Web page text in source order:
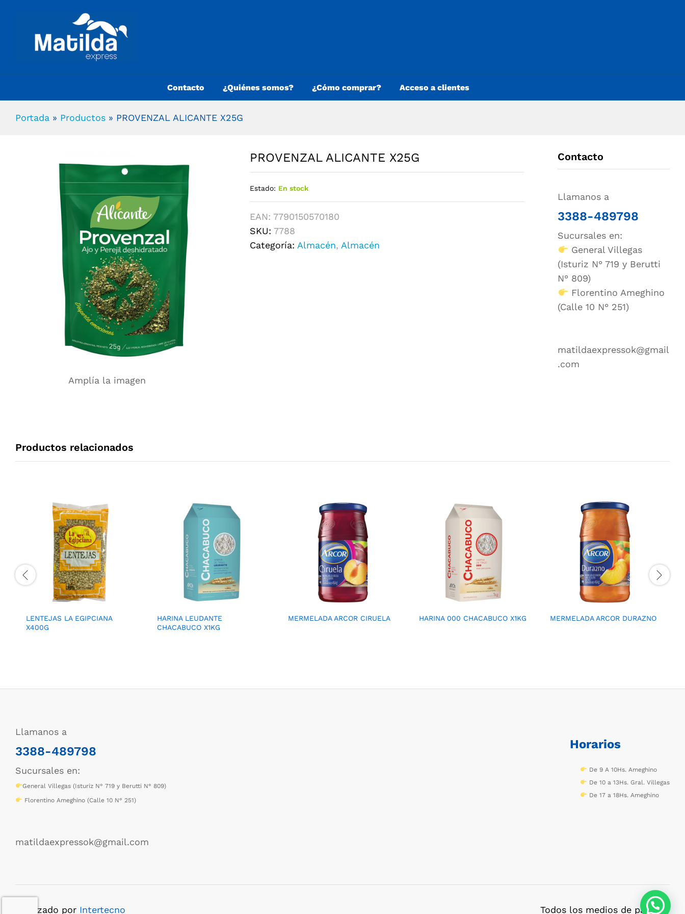
Contacto ¿Quiénes somos? ¿Cómo comprar? Acceso a clientes
Portada » Productos » PROVENZAL ALICANTE X25G
Amplía la imagen
PROVENZAL ALICANTE X25G
Estado: En stock
EAN: 7790150570180
SKU: 7788
Categoría: Almacén, Almacén
Contacto
Llamanos a
3388-489798
Sucursales en:
General Villegas
(Isturiz N° 719 y Berutti
N° 809)
Florentino Ameghino
(Calle 10 N° 251)
matildaexpressok@gmail
.com
Productos relacionados
LENTEJAS LA EGIPCIANA
X400G
HARINA LEUDANTE
CHACABUCO X1KG
MERMELADA ARCOR CIRUELA HARINA 000 CHACABUCO X1KG MERMELADA ARCOR DURAZNO
Llamanos a
3388-489798
Sucursales en:
General Villegas (Isturiz N° 719 y Berutti N° 809)
Florentino Ameghino (Calle 10 N° 251)
matildaexpressok@gmail.com
Horarios
De 9 A 10Hs. Ameghino
De 10 a 13Hs. Gral. Villegas
De 17 a 18Hs. Ameghino
Realizado por Intertecno Todos los medios de pago